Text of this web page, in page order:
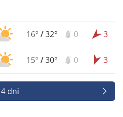
16° /32° 0 3
15° /30° 0 3
dni